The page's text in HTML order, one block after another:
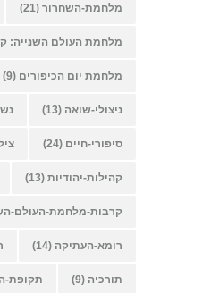
מלחמת-השחרור (21)
מלחמת העולם השנייה:
מלחמת יום הכיפורים (9)
ניצולי-שואה (13)
סיפורי-חיים (24)
קהילות-יהודיות (13)
קרבות-מלחמת-העולם-
רומא-העתיקה (14)
תורכיה (9) תקופת-